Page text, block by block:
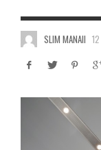
SLIM MANAII